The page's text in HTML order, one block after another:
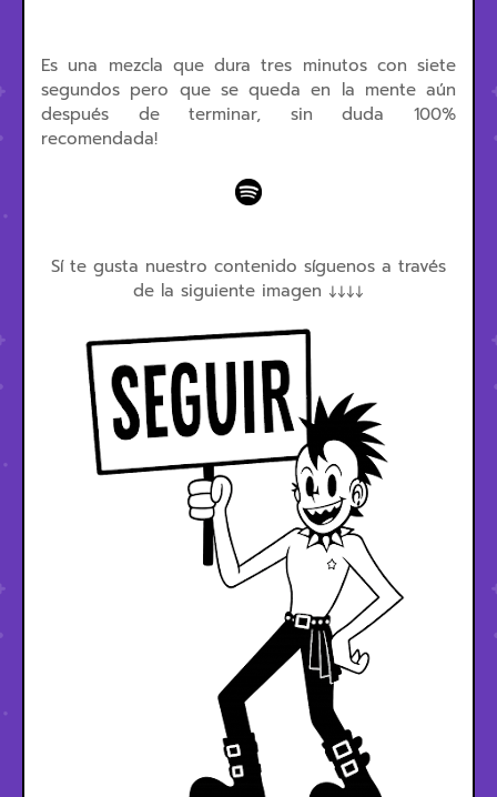
Es una mezcla que dura tres minutos con siete
segundos pero que se queda en la mente aún
después de terminar, sin duda 100%
recomendada!
Sí te gusta nuestro contenido síguenos a través
de la siguiente imagen ↓↓↓↓